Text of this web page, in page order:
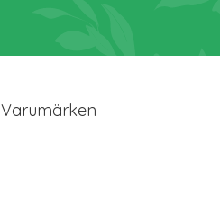
Varumärken